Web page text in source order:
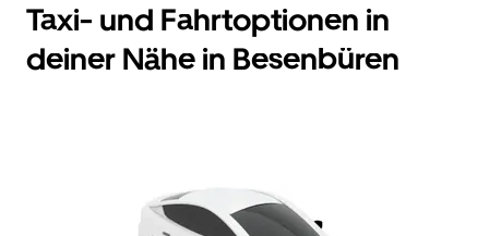
Taxi- und Fahrtoptionen in
deiner Nähe in Besenbüren